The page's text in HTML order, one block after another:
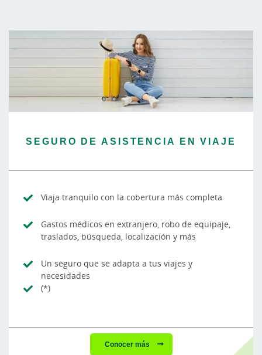
SEGURO DE ASISTENCIA EN VIAJE
Viaja tranquilo con la cobertura más completa
Gastos médicos en extranjero, robo de equipaje,
traslados, búsqueda, localización y más
Un seguro que se adapta a tus viajes y
necesidades
(*)
Conocer más